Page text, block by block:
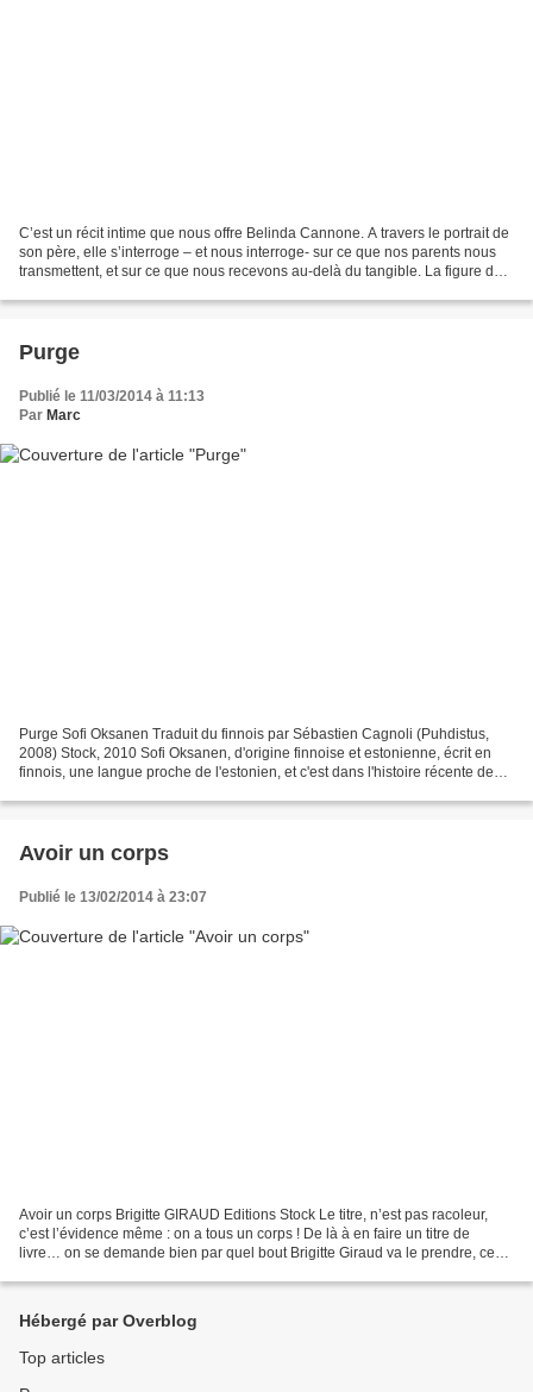
C’est un récit intime que nous offre Belinda Cannone. A travers le portrait de
son père, elle s’interroge – et nous interroge- sur ce que nos parents nous
transmettent, et sur ce que nous recevons au-delà du tangible. La figure de
Purge
Publié le 11/03/2014 à 11:13
Par Marc
Purge Sofi Oksanen Traduit du finnois par Sébastien Cagnoli (Puhdistus,
2008) Stock, 2010 Sofi Oksanen, d'origine finnoise et estonienne, écrit en
finnois, une langue proche de l'estonien, et c'est dans l'histoire récente de
Avoir un corps
Publié le 13/02/2014 à 23:07
Avoir un corps Brigitte GIRAUD Editions Stock Le titre, n’est pas racoleur,
c’est l’évidence même : on a tous un corps ! De là à en faire un titre de
livre… on se demande bien par quel bout Brigitte Giraud va le prendre, ce
Hébergé par Overblog
Top articles